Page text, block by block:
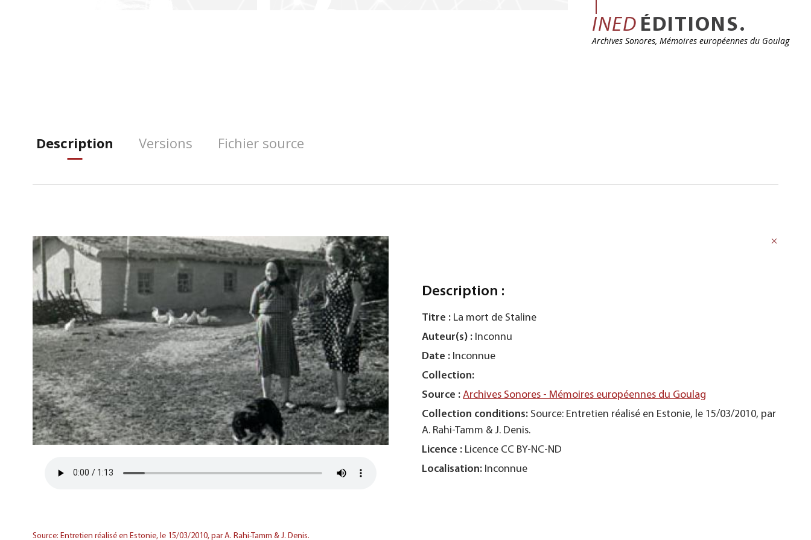
INED ÉDITIONS.
Archives Sonores, Mémoires européennes du Goulag
Description Versions Fichier source
Source: Entretien réalisé en Estonie, le 15/03/2010, par A. Rahi-Tamm & J. Denis.
Description :
Titre : La mort de Staline
Auteur(s) : Inconnu
Date : Inconnue
Collection:
Source : Archives Sonores - Mémoires européennes du Goulag
Collection conditions: Source: Entretien réalisé en Estonie, le 15/03/2010, par
A. Rahi-Tamm & J. Denis.
Licence : Licence CC BY-NC-ND
Localisation: Inconnue